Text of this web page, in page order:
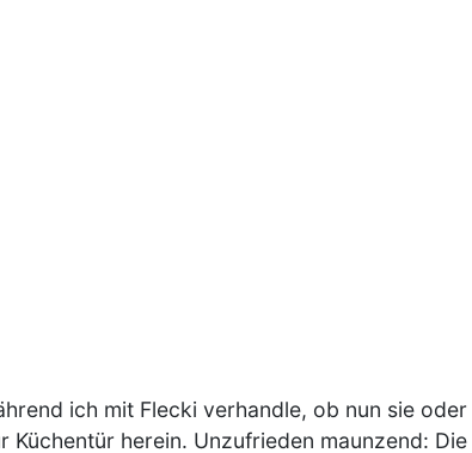
ich mit Flecki verhandle, ob nun sie
Küchentür herein. Unzufrieden maunzend: